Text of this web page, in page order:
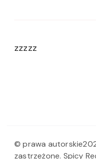
zzzzz
© prawa
zastrzeżone. Spicy